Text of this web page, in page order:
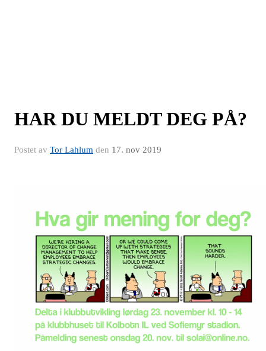
HAR DU MELDT DEG PÅ?
Postet av Tor Lahlum den 17. nov 2019